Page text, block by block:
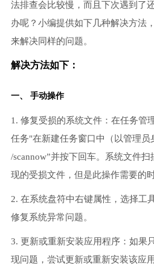
法排查会比较慢，而且下次遇到了
办呢？小编提供如下几种解决方法
来解决同样的问题。
解决方法如下：
一、 手动操作
1. 修复受损的系统文件：在任务管
任务"在新建任务窗口中（以管理员
/scannow”并按下回车。系统文件
现的受损文件，但是此操作需要的
2. 在系统盘符中右键属性，选择工
修复系统异常问题。
3. 更新或重新安装应用程序：如果
现问题，尝试更新或重新安装该应